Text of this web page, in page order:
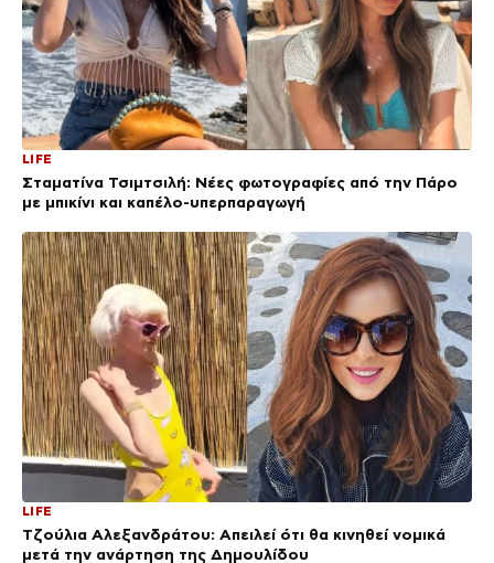
LIFE
Σταματίνα Τσιμτσιλή: Νέες φωτογραφίες από την Πάρο
με μπικίνι και καπέλο-υπερπαραγωγή
LIFE
Τζούλια Αλεξανδράτου: Απειλεί ότι θα κινηθεί νομικά
μετά την ανάρτηση της Δημουλίδου